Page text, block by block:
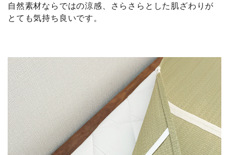
自然素材ならではの涼感、さらさらとした肌ざわりが
とても気持ち良いです。